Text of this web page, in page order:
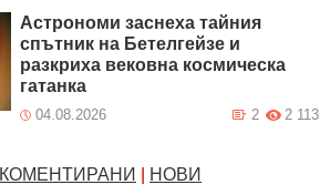
Астрономи заснеха тайния
спътник на Бетелгейзе и
разкриха вековна космическа
гатанка
04.08.2026 2 113
2
КОМЕНТИРАНИ НОВИ